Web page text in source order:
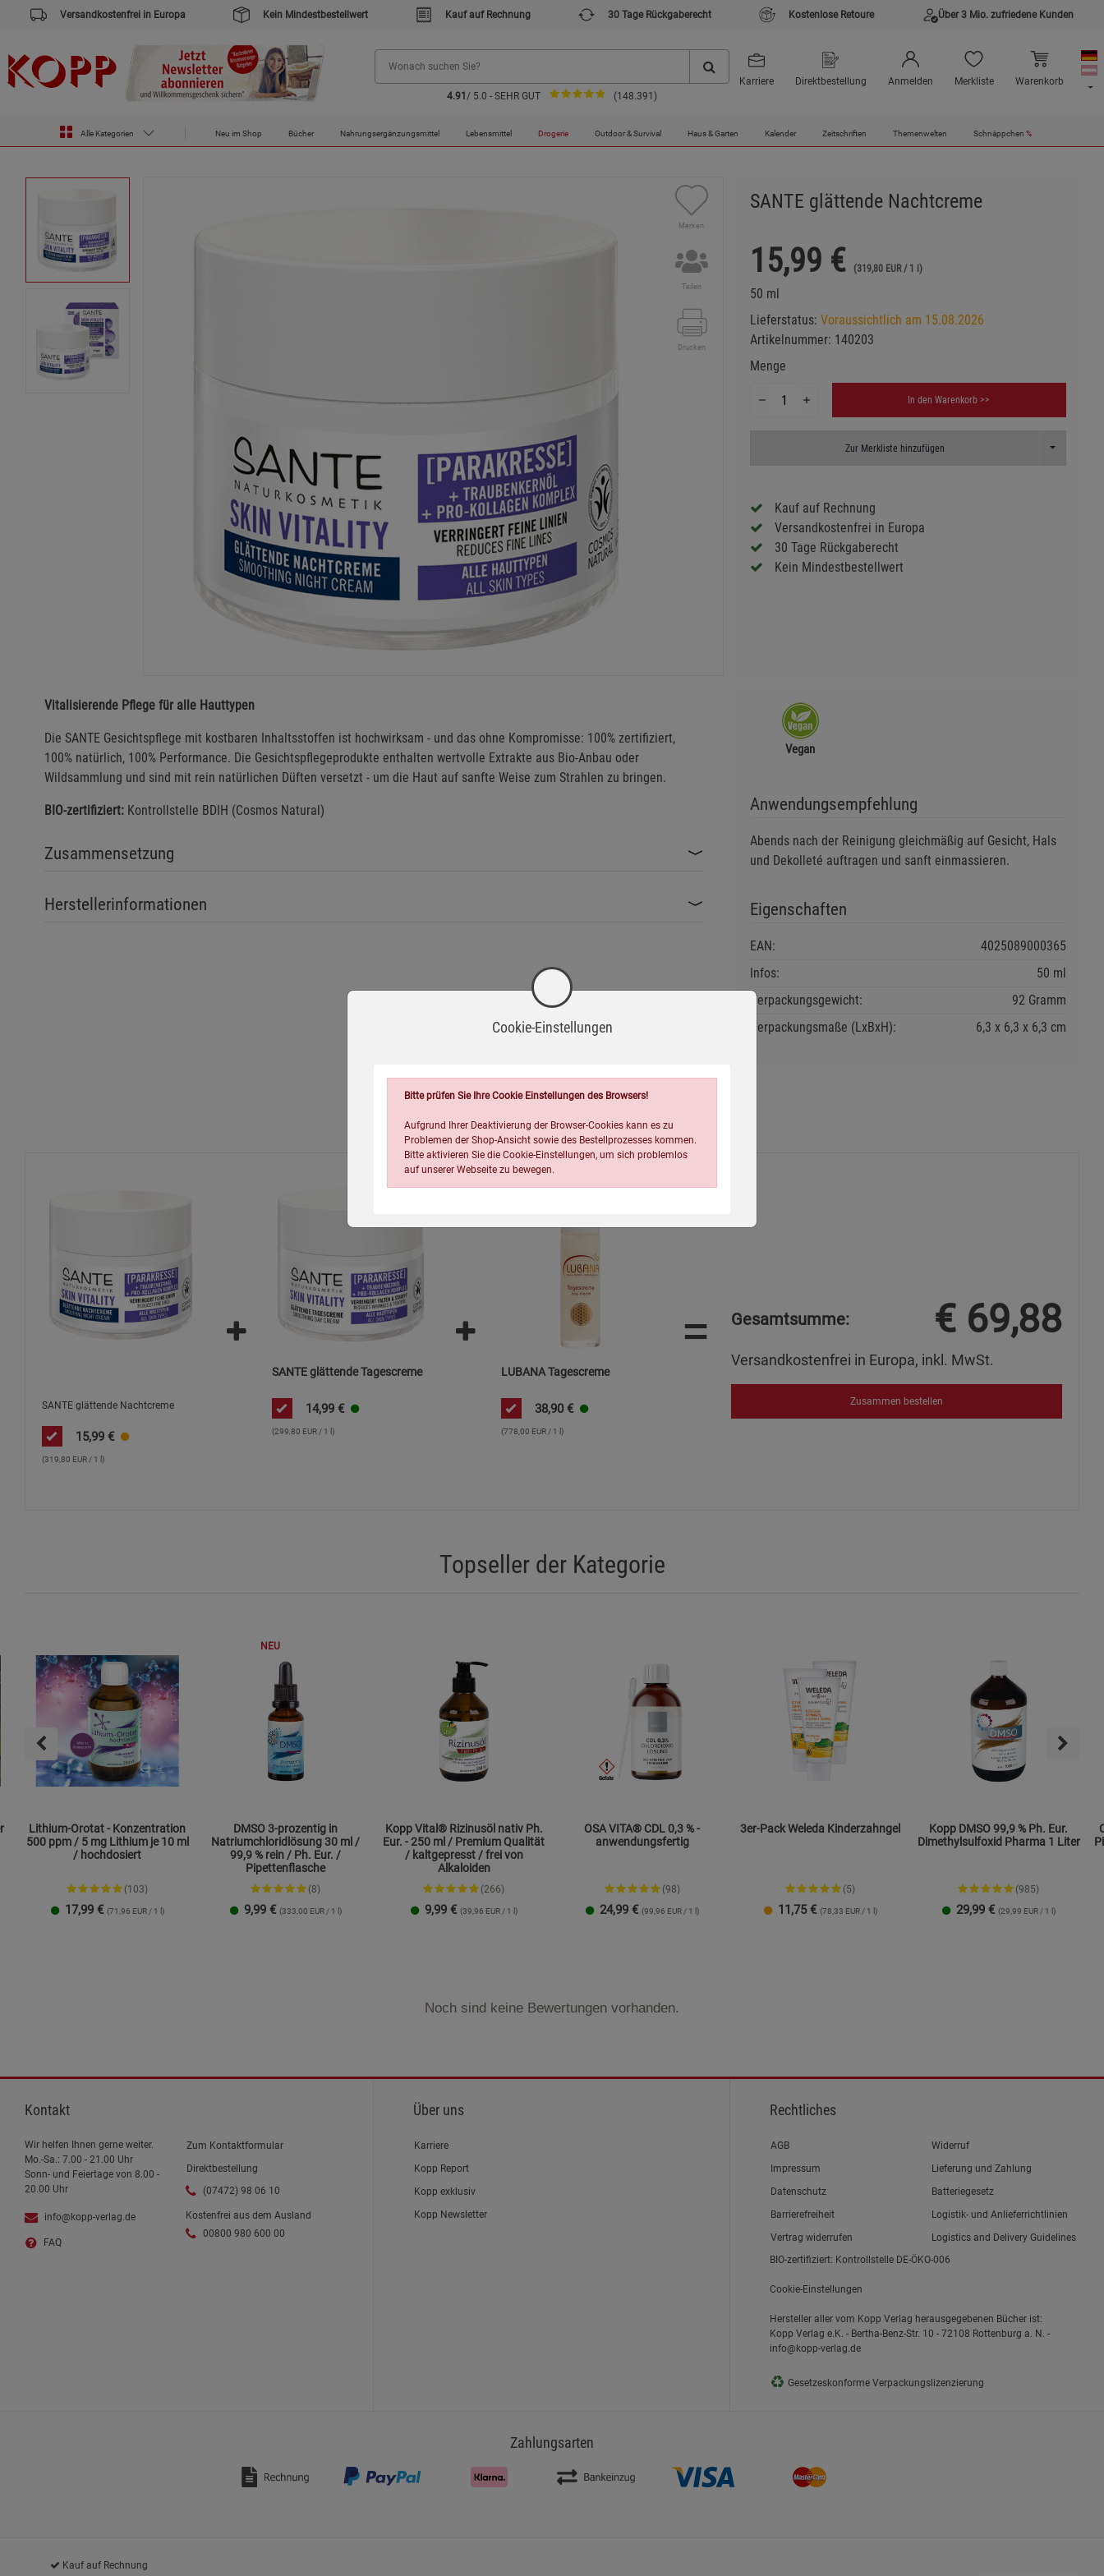
Versandkostenfrei in Europa Kein Mindestbestellwert Kauf auf Rechnung 30 Tage Rückgaberecht Kostenlose Retoure Über 3 Mio. zufriedene Kunden
4.91 / 5.0 - SEHR GUT (148.391)
Karriere Direktbestellung Anmelden Merkliste Warenkorb
Alle Kategorien Neu im Shop Bücher Nahrungsergänzungsmittel Lebensmittel Drogerie Outdoor & Survival Haus & Garten Kalender Zeitschriften Themenwelten Schnäppchen %
Zur Startseite des Kopp Verlag Online-Shop
Drogerie SANTE glättende Nachtcreme
Merken
Teilen
Drucken
SANTE glättende Nachtcreme
15,99 € (319,80 EUR / 1 l)
50 ml
Lieferstatus: Voraussichtlich am 15.08.2026
Artikelnummer: 140203
Menge
In den Warenkorb >>
Zur Merkliste hinzufügen Toggle
Kauf auf Rechnung
Versandkostenfrei in Europa
30 Tage Rückgaberecht
Kein Mindestbestellwert
Vitalisierende Pflege für alle Hauttypen
Die SANTE Gesichtspflege mit kostbaren Inhaltsstoffen ist hochwirksam - und das ohne Kompromisse: 100% zertifiziert,
100% natürlich, 100% Performance. Die Gesichtspflegeprodukte enthalten wertvolle Extrakte aus Bio-Anbau oder
Wildsammlung und sind mit rein natürlichen Düften versetzt - um die Haut auf sanfte Weise zum Strahlen zu bringen.
BIO-zertifiziert: Kontrollstelle BDIH (Cosmos Natural)
Zusammensetzung
Herstellerinformationen
Vegan
Anwendungsempfehlung
Abends nach der Reinigung gleichmäßig auf Gesicht, Hals
und Dekolleté auftragen und sanft einmassieren.
Eigenschaften
EAN:
4025089000365
Infos:
50 ml
Verpackungsgewicht:
92 Gramm
Verpackungsmaße (LxBxH):
6,3 6,3 6,3 cm
Wird oft zusammen bestellt:
SANTE glättende Nachtcreme
15,99 €
(319,80 EUR / 1 l)
SANTE glättende Tagescreme
14,99 €
(299,80 EUR / 1 l)
LUBANA Tagescreme
38,90 €
(778,00 EUR / 1 l)
= Gesamtsumme: € 69,88
Versandkostenfrei in Europa, inkl. MwSt.
Zusammen bestellen
Topseller der Kategorie
Lithium-Orotat - Konzentration
500 ppm / 5 mg Lithium je 10 ml
/ hochdosiert
(103)
17,99 € (71,96 EUR / 1 l)
NEU
DMSO 3-prozentig in
Natriumchloridlösung 30 ml /
99,9 % rein / Ph. Eur. /
Pipettenflasche
(8)
9,99 € (333,00 EUR / 1 l)
Kopp Vital® Rizinusöl nativ Ph.
Eur. - 250 ml / Premium Qualität
/ kaltgepresst / frei von
Alkaloiden
(266)
9,99 € (39,96 EUR / 1 l)
OSA VITA® CDL 0,3 % -
anwendungsfertig
(98)
24,99 € (99,96 EUR / 1 l)
3er-Pack Weleda Kinderzahngel
(5)
11,75 € (78,33 EUR / 1 l)
Kopp DMSO 99,9 % Ph. Eur.
Dimethylsulfoxid Pharma 1 Liter
(985)
29,99 € (29,99 EUR / 1 l)
Noch sind keine Bewertungen vorhanden.
Kontakt
Wir helfen Ihnen gerne weiter.
Mo.-Sa.: 7.00 - 21.00 Uhr
Sonn- und Feiertage von 8.00 -
20.00 Uhr
info@kopp-verlag.de
FAQ
Zum Kontaktformular
Direktbestellung
(07472) 98 06 10
Kostenfrei aus dem Ausland
00800 980 600 00
Über uns
Karriere
Kopp Report
Kopp exklusiv
Kopp Newsletter
Rechtliches
Link zum/zur
AGB
Link zum/zur
Impressum
Link zum/zur
Datenschutz
Link zum/zur
Barrierefreiheit
Vertrag widerrufen
Widerruf
Lieferung und Zahlung
Batteriegesetz
Logistik- und Anlieferrichtlinien
Logistics and Delivery Guidelines
BIO-zertifiziert: Kontrollstelle DE-ÖKO-006
Cookie-Einstellungen
Hersteller aller vom Kopp Verlag herausgegebenen Bücher ist:
Kopp Verlag e.K. - Bertha-Benz-Str. 10 - 72108 Rottenburg a. N. -
info@kopp-verlag.de
♻ Gesetzeskonforme Verpackungslizenzierung
Zahlungsarten
Kauf auf Rechnung
Cookie-Einstellungen
Bitte prüfen Sie Ihre Cookie Einstellungen des Browsers!
Aufgrund Ihrer Deaktivierung der Browser-Cookies kann es zu
Problemen der Shop-Ansicht sowie des Bestellprozesses kommen.
Bitte aktivieren Sie die Cookie-Einstellungen, um sich problemlos
auf unserer Webseite zu bewegen.
Einstellungen speichern für die GruppeEinstellungen speichern für die Gruppe
Zurück
Einstellungen speichern für die Gruppe
Notwendige Cookies (5)
Cookie-Informationenanzeigen
Statistik Cookies (2)
Marketing Cookies (3)
Cookie-Informationen
Datenschutzerklärung